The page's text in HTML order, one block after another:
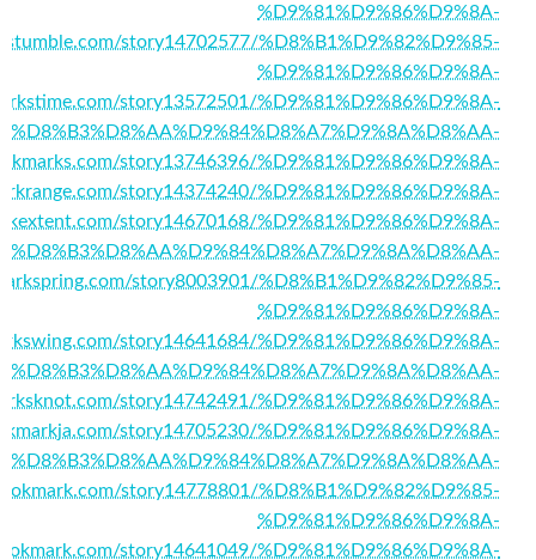
%D9%81%D9%86%D9%8A-
story14702577/%D8%B1%D9%82%D9%85-
%D9%81%D9%86%D9%8A-
story13572501/%D9%81%D9%86%D9%8A-
%D8%B3%D8%AA%D9%84%D8%A7%D9%8A%D8%AA-
story13746396/%D9%81%D9%86%D9%8A-
story14374240/%D9%81%D9%86%D9%8A-
story14670168/%D9%81%D9%86%D9%8A-
%D8%B3%D8%AA%D9%84%D8%A7%D9%8A%D8%AA-
story8003901/%D8%B1%D9%82%D9%85-
%D9%81%D9%86%D9%8A-
story14641684/%D9%81%D9%86%D9%8A-
%D8%B3%D8%AA%D9%84%D8%A7%D9%8A%D8%AA-
story14742491/%D9%81%D9%86%D9%8A-
story14705230/%D9%81%D9%86%D9%8A-
%D8%B3%D8%AA%D9%84%D8%A7%D9%8A%D8%AA-
story14778801/%D8%B1%D9%82%D9%85-
%D9%81%D9%86%D9%8A-
story14641049/%D9%81%D9%86%D9%8A-